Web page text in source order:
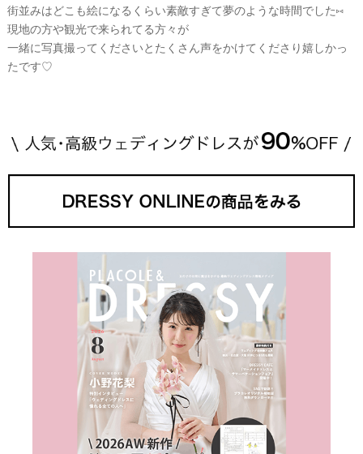
街並みはどこも絵になるくらい素敵すぎて夢のような時間でした⑅
現地の方や観光で来られてる方々が
一緒に写真撮ってくださいとたくさん声をかけてくださり嬉しかっ
たです♡